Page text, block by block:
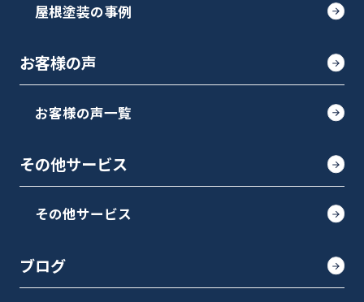
屋根塗装の事例
お客様の声
お客様の声一覧
その他サービス
その他サービス
ブログ